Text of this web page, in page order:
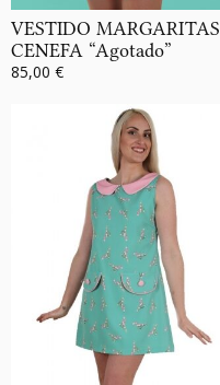
VESTIDO MARGARITAS
CENEFA “Agotado”
85,00 €